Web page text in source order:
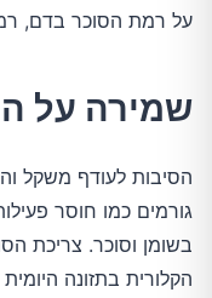
על רמת הסוכר בדם,
שמירה על
הסיבות לעודף משקל
גורמים כמו חוסר
הקלורית בתזונה